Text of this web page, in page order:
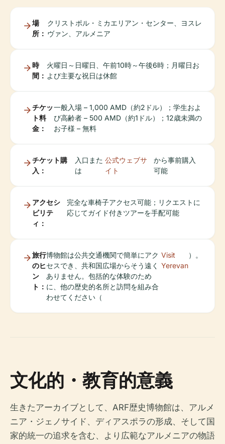
場
所：
クリストポル・ミカエリアン・センター、ヨスレ
ヴァン、アルメニア
時
間：
火曜日～日曜日、午前10時～午後6時；月曜日お
よび主要な祝日は休館
チケッ
ト料
金：
一般入場 – 1,000 AMD（約2ドル）；学生およ
び高齢者 – 500 AMD（約1ドル）；12歳未満の
お子様 – 無料
チケット購
入：
入口また
は
公式ウェブサ
イト
から事前購入
可能
アクセシ
ビリテ
ィ：
完全な車椅子アクセス可能；リクエストに
応じてガイド付きツアーを手配可能
旅行
のヒ
ン
ト：
博物館は公共交通機関で簡単にアク
セスでき、共和国広場からそう遠く
ありません。包括的な体験のため
に、他の歴史的名所と訪問を組み合
わせてください（
Visit
Yerevan
）。
文化的・教育的意義
生きたアーカイブとして、ARF歴史博物館は、アルメ
ニア・ジェノサイド、ディアスポラの形成、そして国
家的統一の追求を含む、より広範なアルメニアの物語